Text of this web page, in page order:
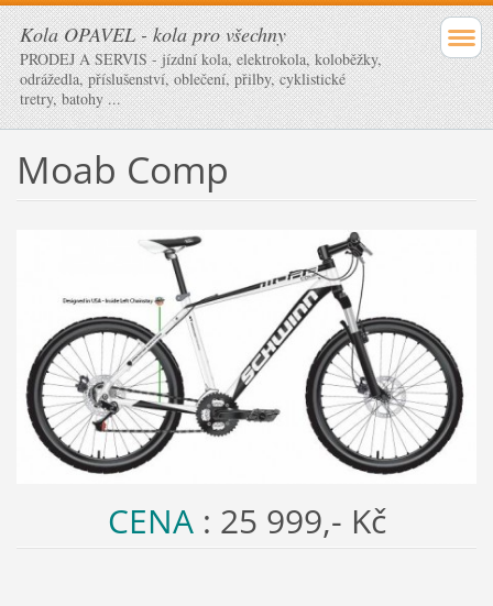
Kola OPAVEL - kola pro všechny
PRODEJ A SERVIS - jízdní kola, elektrokola, koloběžky,
odrážedla, příslušenství, oblečení, přilby, cyklistické
tretry, batohy ...
Moab Comp
CENA : 25 999,- Kč